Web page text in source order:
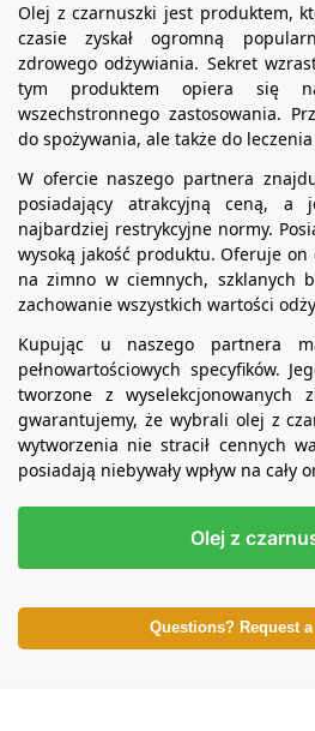
Olej z czarnuszki jest produktem,
czasie zyskał ogromną
zdrowego odżywiania. Sekret
tym produktem opiera się
wszechstronnego zastosowania.
do spożywania, ale także do
W ofercie naszego partnera
posiadający atrakcyjną ceną, a
najbardziej restrykcyjne normy.
wysoką jakość produktu. Oferuje on
na zimno w ciemnych, szklanych
zachowanie wszystkich wartości
Kupując u naszego partnera
pełnowartościowych specyfików.
tworzone z wyselekcjonowanych
gwarantujemy, że wybrali olej z
wytworzenia nie stracił cennych
posiadają niebywały wpływ na cały
Olej z
Questions? Request